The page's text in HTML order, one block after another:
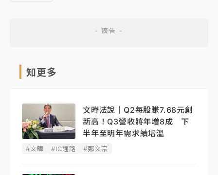
知更多
文曄法說｜Q2每股賺7.68元創
新高！Q3營收將年增8成 下
半年至明年需求續增溫
#文曄 #IC通路 #鄭文宗